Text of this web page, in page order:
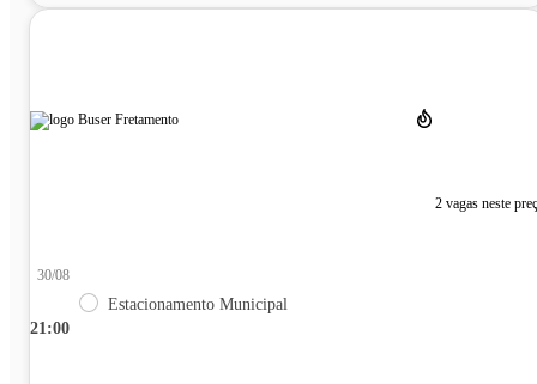
2 vagas neste
21:00
30/08
Estacionamento Municipal